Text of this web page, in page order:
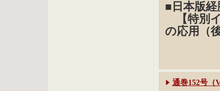
■日本版
【特別
の応用（
通巻152号（